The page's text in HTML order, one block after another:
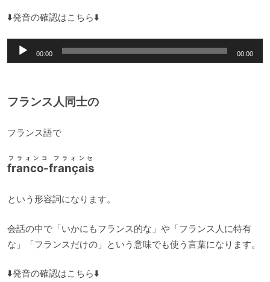
⬇️発音の確認はこちら⬇️
声
レ
ヤ
00:00 00:00
フランス人同士の
フランス語で
franco-français
フラォンコ フラォンセ
という形容詞になります。
会話の中で「いかにもフランス的な」や「フランス人に特有
な」「フランスだけの」という意味でも使う言葉になります。
⬇️発音の確認はこちら⬇️